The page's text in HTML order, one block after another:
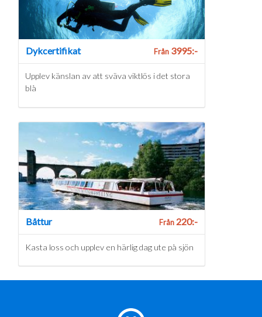
Dykcertifikat Från3995:-
Upplev känslan av att sväva viktlös i det stora
blå
Båttur Från220:-
Kasta loss och upplev en härlig dag ute på sjön